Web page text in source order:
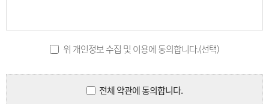
제3장 서비스 제공 및 이용
제8조 (서비스 이용)
① 당 사이트는 회원의 이용신청을 승낙한 때부터 서비스를 개시합니
위 개인정보 수집 및 이용에 동의합니다.(선택)
전체 약관에 동의합니다.